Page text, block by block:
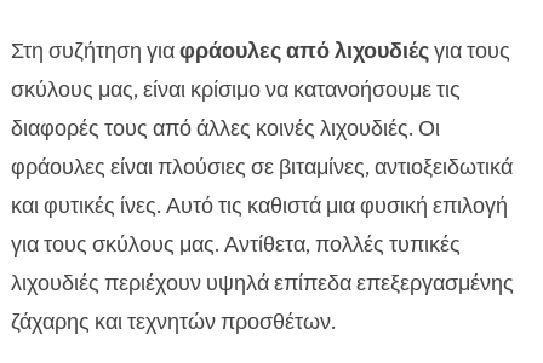
Στη συζήτηση γιαφράουλες από λιχουδιέςγια τους
σκύλους μας, είναι κρίσιμο να κατανοήσουμε τις
διαφορές τους από άλλες κοινές λιχουδιές. Οι
φράουλες είναι πλούσιες σε βιταμίνες, αντιοξειδωτικά
και φυτικές ίνες. Αυτό τις καθιστά μια φυσική επιλογή
για τους σκύλους μας. Αντίθετα, πολλές τυπικές
λιχουδιές περιέχουν υψηλά επίπεδα επεξεργασμένης
ζάχαρης και τεχνητών προσθέτων.